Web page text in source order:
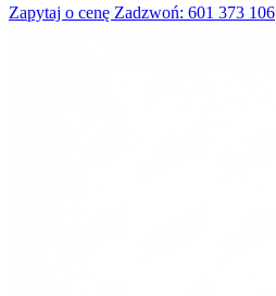
Zapytaj o cenę Zadzwoń: 601 373 106